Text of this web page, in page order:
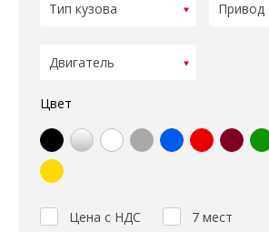
Цвет
Цена с НДС 7 мест